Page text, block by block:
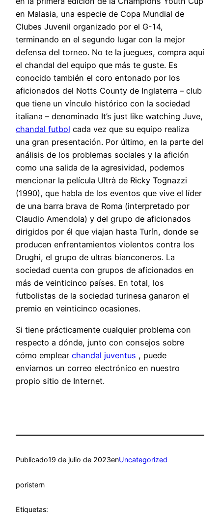
en Malasia, una especie de Copa Mundial de
Clubes Juvenil organizado por el G-14,
terminando en el segundo lugar con la mejor
defensa del torneo. No te la juegues, compra aquí
el chandal del equipo que más te guste. Es
conocido también el coro entonado por los
aficionados del Notts County de Inglaterra – club
que tiene un vínculo histórico con la sociedad
italiana – denominado It’s just like watching Juve,
chandal futbol cada vez que su equipo realiza
una gran presentación. Por último, en la parte del
análisis de los problemas sociales y la afición
como una salida de la agresividad, podemos
mencionar la película Ultrà de Ricky Tognazzi
(1990), que habla de los eventos que vive el líder
de una barra brava de Roma (interpretado por
Claudio Amendola) y del grupo de aficionados
dirigidos por él que viajan hasta Turín, donde se
producen enfrentamientos violentos contra los
Drughi, el grupo de ultras bianconeros. La
sociedad cuenta con grupos de aficionados en
más de veinticinco países. En total, los
futbolistas de la sociedad turinesa ganaron el
premio en veinticinco ocasiones.
Si tiene prácticamente cualquier problema con
respecto a dónde, junto con consejos sobre
cómo emplear chandal juventus , puede
enviarnos un correo electrónico en nuestro
propio sitio de Internet.
Publicado19 de julio de 2023enUncategorized
poristern
Etiquetas: